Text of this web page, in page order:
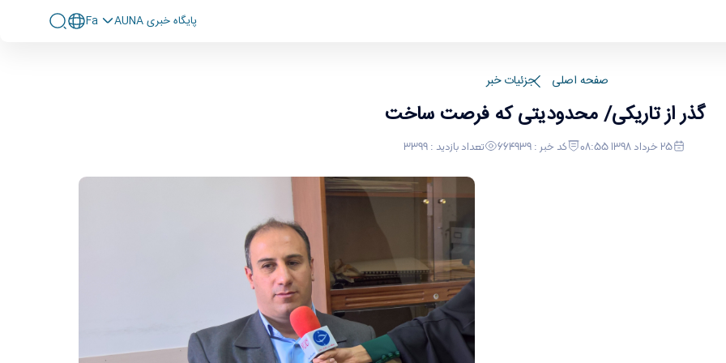
پايگاه خبری AUNA Fa
صفحه اصلی جزئیات خبر
گذر از تاریکی/ محدودیتی که فرصت ساخت
25 خرداد 1398 08:55 کد خبر : 664939 تعداد بازدید : 3399